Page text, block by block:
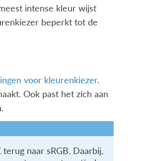
intense kleur wijst
beperkt tot de
voor kleurenkiezer.
Ook past het zich aan
naar sRGB. Daarbij,